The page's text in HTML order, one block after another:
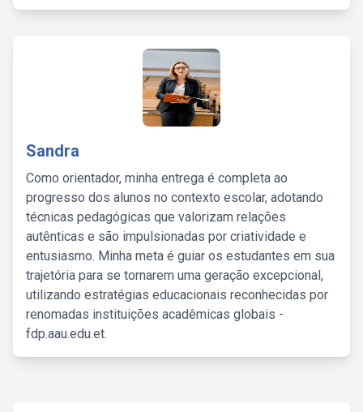
Sandra
Como orientador, minha entrega é completa ao
progresso dos alunos no contexto escolar, adotando
técnicas pedagógicas que valorizam relações
autênticas e são impulsionadas por criatividade e
entusiasmo. Minha meta é guiar os estudantes em sua
trajetória para se tornarem uma geração excepcional,
utilizando estratégias educacionais reconhecidas por
renomadas instituições acadêmicas globais -
fdp.aau.edu.et.